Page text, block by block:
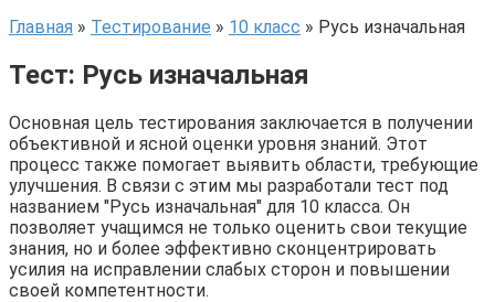
Главная » Тестирование » 10 класс » Русь изначальная
Тест: Русь изначальная
Основная цель тестирования заключается в получении
объективной и ясной оценки уровня знаний. Этот
процесс также помогает выявить области, требующие
улучшения. В связи с этим мы разработали тест под
названием "Русь изначальная" для 10 класса. Он
позволяет учащимся не только оценить свои текущие
знания, но и более эффективно сконцентрировать
усилия на исправлении слабых сторон и повышении
своей компетентности.